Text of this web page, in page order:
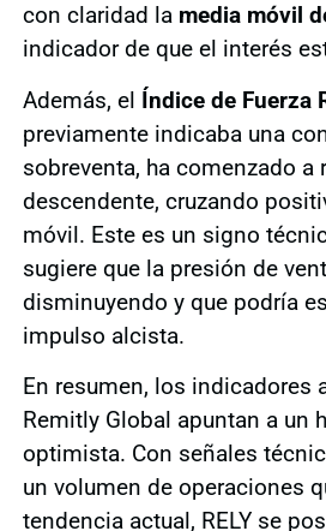
con claridad la media móvil
indicador de que el interés
Además, el Índice de Fuerza
previamente indicaba una
sobreventa, ha comenzado a
descendente, cruzando
móvil. Este es un signo
sugiere que la presión de
disminuyendo y que podría
impulso alcista.
En resumen, los indicadores
Remitly Global apuntan a un
optimista. Con señales
un volumen de operaciones
tendencia actual, RELY se